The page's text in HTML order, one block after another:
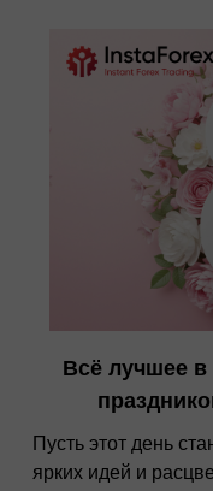
Всё лучшее
Пусть этот день
ярких идей и